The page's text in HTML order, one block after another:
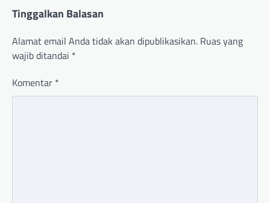
Tinggalkan Balasan
Alamat email Anda tidak akan dipublikasikan. Ruas yang
wajib ditandai *
Komentar *